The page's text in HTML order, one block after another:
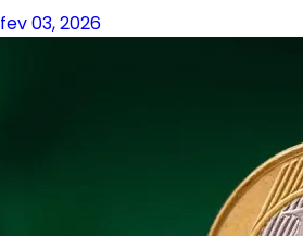
fev 03, 2026